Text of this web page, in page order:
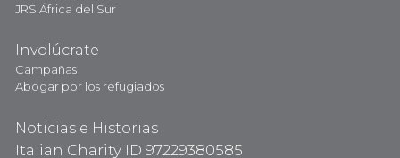
JRS África del Sur
Involúcrate
Campañas
Abogar por los refugiados
Noticias e Historias
Italian Charity ID 97229380585